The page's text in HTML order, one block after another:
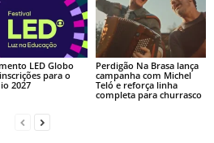
LED Globo
para o
2027
Perdigão Na Brasa lança
campanha com Michel
Teló e reforça linha
completa para churrasco